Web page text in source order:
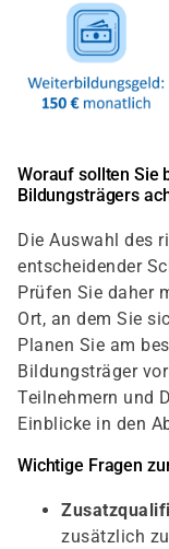
Worauf sollten Sie
Bildungsträgers
Die Auswahl des
entscheidender
Prüfen Sie daher
Ort, an dem Sie
Planen Sie am
Bildungsträger
Teilnehmern und
Einblicke in den
Wichtige Fragen
zusätzlich